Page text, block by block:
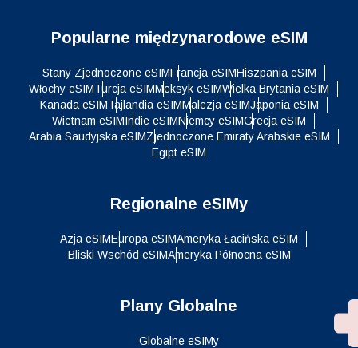
Popularne międzynarodowe eSIM
Stany Zjednoczone eSIMFrancja eSIMHiszpania eSIM
Włochy eSIMTurcja eSIMMeksyk eSIMWielka Brytania eSIM
Kanada eSIMTajlandia eSIMMalezja eSIMJaponia eSIM
Wietnam eSIMIndie eSIMNiemcy eSIMGrecja eSIM
Arabia Saudyjska eSIMZjednoczone Emiraty Arabskie eSIM
Egipt eSIM
Regionalne eSIMy
Azja eSIMEuropa eSIMAmeryka Łacińska eSIM
Bliski Wschód eSIMAmeryka Północna eSIM
Plany Globalne
Globalne eSIMy